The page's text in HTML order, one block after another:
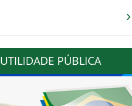
UTILIDADE PÚBLICA